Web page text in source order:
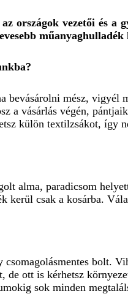
az országok vezetői és
műanyaghulladék
bevásárolni mész, vigyél
a vásárlás végén,
külön textilzsákot, így
alma, paradicsom
kerül csak a kosárba.
bolt.
de ott is kérhetsz
sok minden